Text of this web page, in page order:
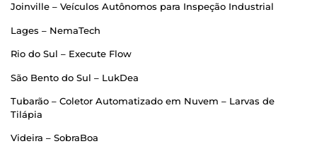
Joinville – Veículos Autônomos para Inspeção Industrial
Lages – NemaTech
Rio do Sul – Execute Flow
São Bento do Sul – LukDea
Tubarão – Coletor Automatizado em Nuvem – Larvas de
Tilápia
Videira – SobraBoa